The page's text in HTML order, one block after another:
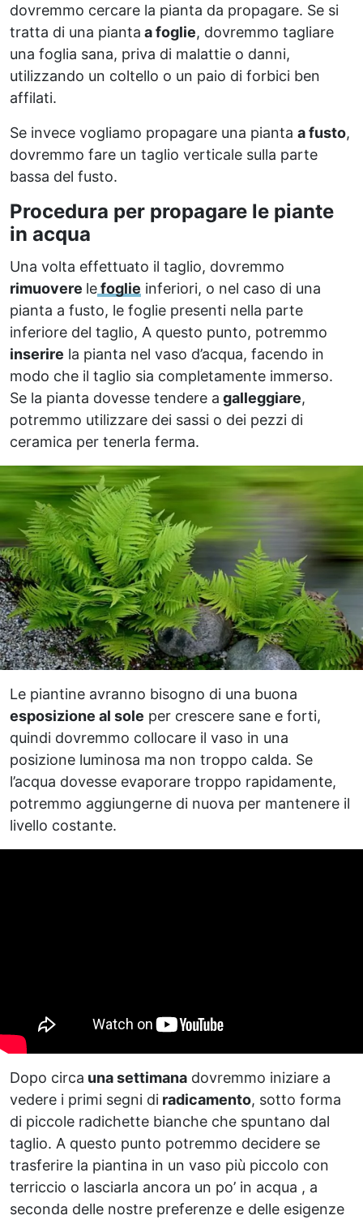
dovremmo cercare la pianta da propagare. Se si
tratta di una pianta a foglie, dovremmo tagliare
una foglia sana, priva di malattie o danni,
utilizzando un coltello o un paio di forbici ben
affilati.
Se invece vogliamo propagare una pianta a fusto,
dovremmo fare un taglio verticale sulla parte
bassa del fusto.
Procedura per propagare le piante
in acqua
Una volta effettuato il taglio, dovremmo
rimuovere lefoglie inferiori, o nel caso di una
pianta a fusto, le foglie presenti nella parte
inferiore del taglio, A questo punto, potremmo
inserire la pianta nel vaso d’acqua, facendo in
modo che il taglio sia completamente immerso.
Se la pianta dovesse tendere a galleggiare,
potremmo utilizzare dei sassi o dei pezzi di
ceramica per tenerla ferma.
Le piantine avranno bisogno di una buona
esposizione al sole per crescere sane e forti,
quindi dovremmo collocare il vaso in una
posizione luminosa ma non troppo calda. Se
l’acqua dovesse evaporare troppo rapidamente,
potremmo aggiungerne di nuova per mantenere il
livello costante.
Dopo circa una settimana dovremmo iniziare a
vedere i primi segni di radicamento, sotto forma
di piccole radichette bianche che spuntano dal
taglio. A questo punto potremmo decidere se
trasferire la piantina in un vaso più piccolo con
terriccio o lasciarla ancora un po’ in acqua , a
seconda delle nostre preferenze e delle esigenze